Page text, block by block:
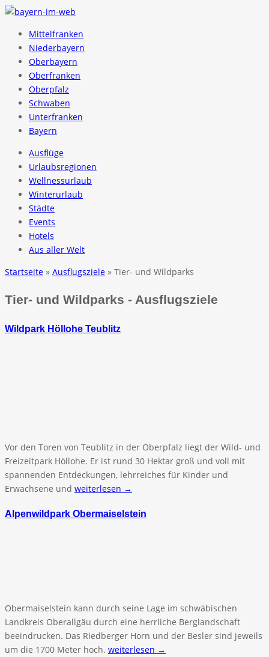
Mittelfranken
Niederbayern
Oberbayern
Oberfranken
Oberpfalz
Schwaben
Unterfranken
Bayern
Ausflüge
Urlaubsregionen
Wellnessurlaub
Winterurlaub
Städte
Events
Hotels
Aus aller Welt
Startseite » Ausflugsziele » Tier- und Wildparks
Tier- und Wildparks - Ausflugsziele
Wildpark Höllohe Teublitz
Vor den Toren von Teublitz in der Oberpfalz liegt der Wild- und
Freizeitpark Höllohe. Er ist rund 30 Hektar groß und voll mit
spannenden Entdeckungen, lehrreiches für Kinder und
Erwachsene und weiterlesen →
Alpenwildpark Obermaiselstein
Obermaiselstein kann durch seine Lage im schwäbischen
Landkreis Oberallgäu durch eine herrliche Berglandschaft
beeindrucken. Das Riedberger Horn und der Besler sind jeweils
um die 1700 Meter hoch. weiterlesen →